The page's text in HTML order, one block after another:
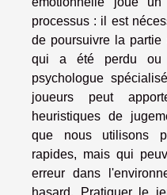
processus : il est
de poursuivre la
qui a été perdu ou
psychologue
joueurs peut
heuristiques de
que nous utilisons
rapides, mais qui
erreur dans
hasard. Pratiquer le